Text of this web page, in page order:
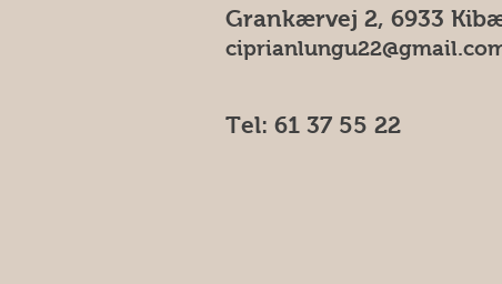
Grankærvej 2, 6933
Tel: 61 37 55 22